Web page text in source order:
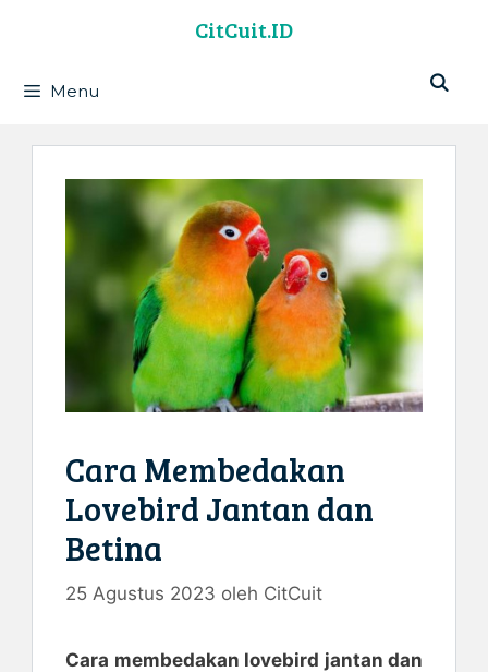
CitCuit.ID
Menu
Cara Membedakan
Lovebird Jantan dan
Betina
25 Agustus 2023 oleh CitCuit
Cara membedakan lovebird jantan dan